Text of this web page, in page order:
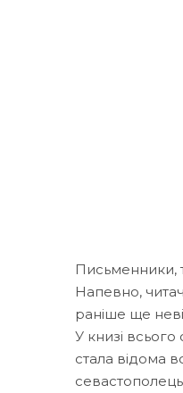
Письменники,
Напевно,
раніше ще
У книзі
стала відома